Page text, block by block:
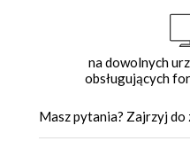
na dowolnych
obsługujących
Masz pytania? Zajrzyj do